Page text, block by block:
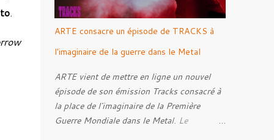
.
Sense Of Fear
ARTE consacre un épisode de TRACKS à
l'imaginaire de la guerre dans le Metal
ARTE vient de mettre en ligne un nouvel
épisode de son émission Tracks consacré à
la place de l'imaginaire de la Première
Guerre Mondiale dans le Metal. Le